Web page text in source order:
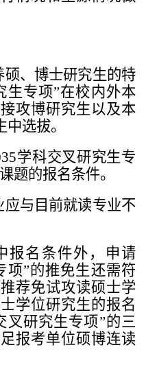
、博士研究生的特
生专项”在校内外本
攻博研究生以及本
选拔。
学科交叉研究生专
题的报名条件。
与目前就读专业不
报名条件外，申请
项”的推免生还需符
荐免试攻读硕士学
学位研究生的报名
叉研究生专项”的三
报考单位硕博连读